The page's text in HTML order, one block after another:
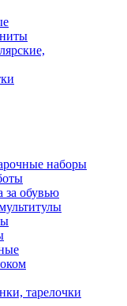
наборы
за обувью
тарелочки